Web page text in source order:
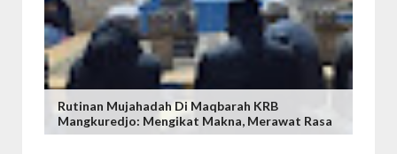
Rutinan Mujahadah Di Maqbarah KRB
Mangkuredjo: Mengikat Makna, Merawat Rasa